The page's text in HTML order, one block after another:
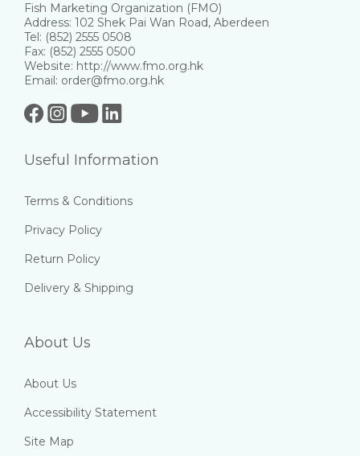
Fish Marketing Organization (FMO)
Address: 102 Shek Pai Wan Road, Aberdeen
Tel: (852) 2555 0508
Fax: (852) 2555 0500
Website: http://www.fmo.org.hk
Email: order@fmo.org.hk
Useful Information
Terms & Conditions
Privacy Policy
Return Policy
Delivery & Shipping
About Us
About Us
Accessibility Statement
Site Map